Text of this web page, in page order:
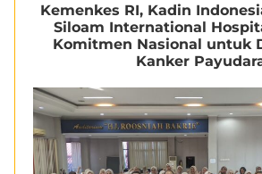
Kemenkes RI, Kadin
Siloam International
Komitmen Nasional untuk
Kanker